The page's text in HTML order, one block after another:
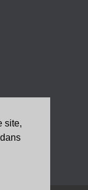
site,